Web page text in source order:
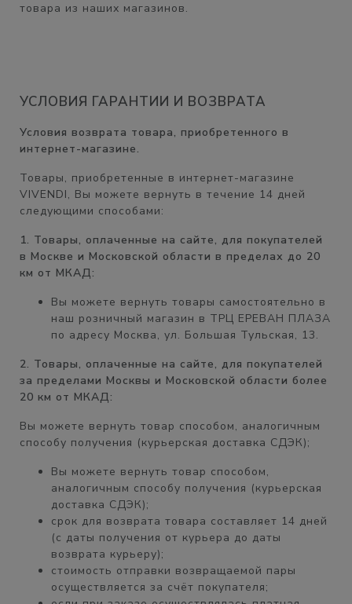
товара из наших магазинов.
УСЛОВИЯ ГАРАНТИИ И ВОЗВРАТА
Условия возврата товара, приобретенного в
интернет-магазине.
Товары, приобретенные в интернет-магазине
VIVENDI, Вы можете вернуть в течение 14 дней
следующими способами:
1. Товары, оплаченные на сайте, для покупателей
в Москве и Московской области в пределах до 20
км от МКАД:
Вы можете вернуть товары самостоятельно в
наш розничный магазин в ТРЦ ЕРЕВАН ПЛАЗА
по адресу Москва, ул. Большая Тульская, 13.
2. Товары, оплаченные на сайте, для покупателей
за пределами Москвы и Московской области более
20 км от МКАД:
Вы можете вернуть товар способом, аналогичным
способу получения (курьерская доставка СДЭК);
Вы можете вернуть товар способом,
аналогичным способу получения (курьерская
доставка СДЭК);
срок для возврата товара составляет 14 дней
(с даты получения от курьера до даты
возврата курьеру);
стоимость отправки возвращаемой пары
осуществляется за счёт покупателя;